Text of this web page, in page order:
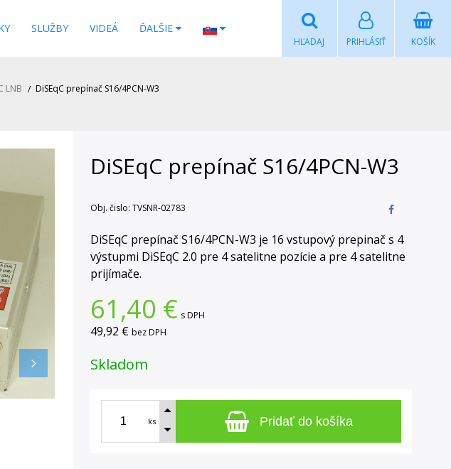
SLUŽBY VIDEÁ ĎALŠIE
KOŠÍK
PRIHLÁSIŤ
HĽADAJ
LNB DiSEqC prepínač S16/4PCN-W3
DiSEqC prepínač S16/4PCN-W3
Obj. čislo: TVSNR-02783
DiSEqC prepínač S16/4PCN-W3 je 16 vstupový prepinač s 4
výstupmi DiSEqC 2.0 pre 4 satelitne pozície a pre 4 satelitne
prijímače.
61,40 € s DPH
49,92 € bez DPH
Skladom
ks Pridať do košíka